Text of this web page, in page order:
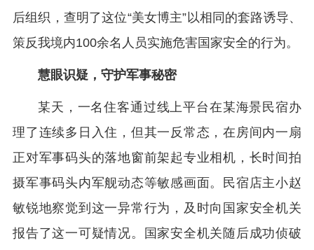
后组织，查明了这位“美女博主”以相同的套路诱导、
策反我境内100余名人员实施危害国家安全的行为。
慧眼识疑，守护军事秘密
某天，一名住客通过线上平台在某海景民宿办
理了连续多日入住，但其一反常态，在房间内一扇
正对军事码头的落地窗前架起专业相机，长时间拍
摄军事码头内军舰动态等敏感画面。民宿店主小赵
敏锐地察觉到这一异常行为，及时向国家安全机关
报告了这一可疑情况。国家安全机关随后成功侦破